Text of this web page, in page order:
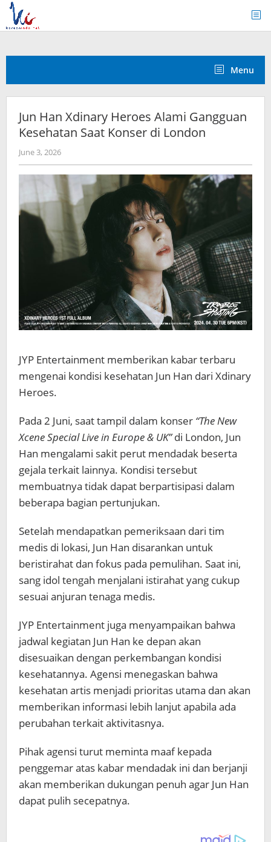
Skip
content
Menu
Jun Han Xdinary Heroes Alami Gangguan
Kesehatan Saat Konser di London
June 3, 2026by
Kidihae
JYP Entertainment memberikan kabar terbaru
mengenai kondisi kesehatan Jun Han dari Xdinary
Heroes.
Pada 2 Juni, saat tampil dalam konser “The New
Xcene Special Live in Europe & UK”di London, Jun
Han mengalami sakit perut mendadak beserta
gejala terkait lainnya. Kondisi tersebut
membuatnya tidak dapat berpartisipasi dalam
beberapa bagian pertunjukan.
Setelah mendapatkan pemeriksaan dari tim
medis di lokasi, Jun Han disarankan untuk
beristirahat dan fokus pada pemulihan. Saat ini,
sang idol tengah menjalani istirahat yang cukup
sesuai anjuran tenaga medis.
JYP Entertainment juga menyampaikan bahwa
jadwal kegiatan Jun Han ke depan akan
disesuaikan dengan perkembangan kondisi
kesehatannya. Agensi menegaskan bahwa
kesehatan artis menjadi prioritas utama dan akan
memberikan informasi lebih lanjut apabila ada
perubahan terkait aktivitasnya.
Pihak agensi turut meminta maaf kepada
penggemar atas kabar mendadak ini dan berjanji
akan memberikan dukungan penuh agar Jun Han
dapat pulih secepatnya.